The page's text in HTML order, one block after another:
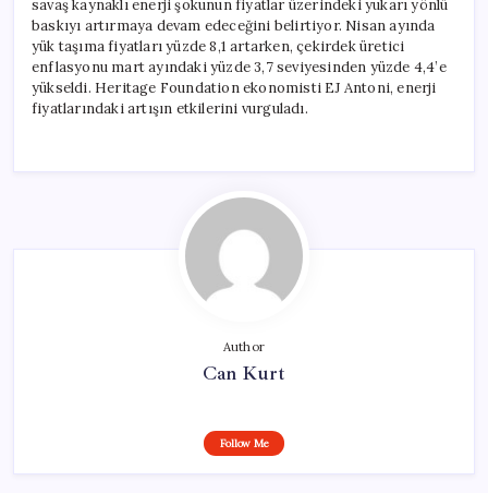
savaş kaynaklı enerji şokunun fiyatlar üzerindeki yukarı yönlü
baskıyı artırmaya devam edeceğini belirtiyor. Nisan ayında
yük taşıma fiyatları yüzde 8,1 artarken, çekirdek üretici
enflasyonu mart ayındaki yüzde 3,7 seviyesinden yüzde 4,4’e
yükseldi. Heritage Foundation ekonomisti EJ Antoni, enerji
fiyatlarındaki artışın etkilerini vurguladı.
Author
Can Kurt
Follow Me